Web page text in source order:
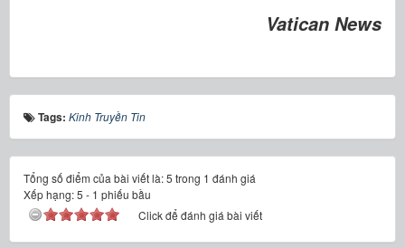
Vatican News
Tags: Kinh Truyền Tin
Tổng số điểm của bài viết là: 5 trong 1 đánh giá
Xếp hạng:5 - 1 phiếu bầu
Click để đánh giá bài viết